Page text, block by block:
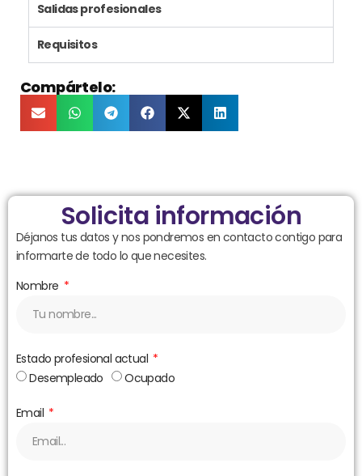
Salidas profesionales
Requisitos
Compártelo:
Solicita información
Déjanos tus datos y nos pondremos en contacto contigo para
informarte de todo lo que necesites.
Nombre
Estado profesional actual
Desempleado
Ocupado
Email